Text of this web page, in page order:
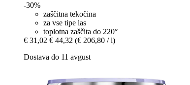
-30%
zaščitna tekočina
za vse tipe las
toplotna zaščita do 220°
€ 31,02 € 44,32 (€ 206,80 / l)
Dostava do 11 avgust